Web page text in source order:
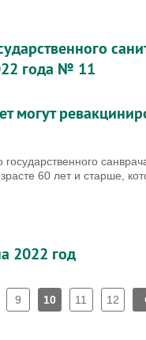
года № 11
могут
государственного
60 лет и старше,
2022 год
9 10 11 12